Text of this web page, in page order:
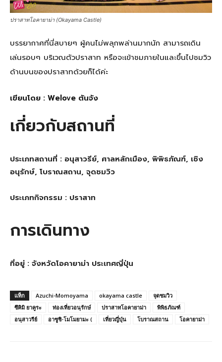
ปราสาทโอคายาม่า (Okayama Castle)
บรรยากาศที่นี่สบายๆ ผู้คนไม่พลุกพล่านมากนัก สามารถเดิน
เล่นรอบๆ บริเวณตัวปราสาท หรือจะเข้าชมภายในและขึ้นไปชมวิว
ด้านบนของปราสาทด้วยก็ได้ค่ะ
เขียนโดย : Welove ตันจัง
เกี่ยวกับสถานที่
ประเภทสถานที่ : อนุสาวรีย์, ศาลหลักเมือง, พิพิธภัณฑ์, เชิง
อนุรักษ์, โบราณสถาน, จุดชมวิว
ประเภทกิจกรรม : ปราสาท
การเดินทาง
ที่อยู่ : จังหวัดโอคายาม่า ประเทศญี่ปุ่น
แท็ก Azuchi-Momoyama okayama castle
จุดชมวิว
ซึคิมิ ยาคูระ
ท่องเที่ยวอนุรักษ์ ปราสาทโอคายาม่า
พิพิธภัณฑ์
อนุสาวรีย์
อาซูชิ-โมโมยามะ ( เที่ยวญี่ปุ่น โบราณสถาน โอคายาม่า